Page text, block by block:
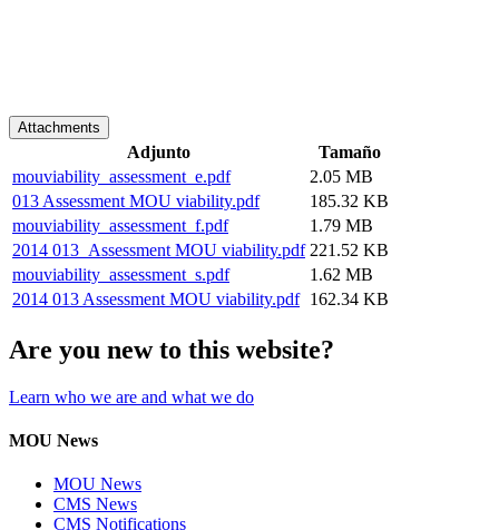
Attachments
Adjunto
Tamaño
mouviability_assessment_e.pdf
2.05 MB
013 Assessment MOU viability.pdf
185.32 KB
mouviability_assessment_f.pdf
1.79 MB
2014 013_Assessment MOU viability.pdf 221.52 KB
mouviability_assessment_s.pdf
1.62 MB
2014 013 Assessment MOU viability.pdf 162.34 KB
Are you new to this website?
Learn who we are and what we do
MOU News
MOU News
CMS News
CMS Notifications